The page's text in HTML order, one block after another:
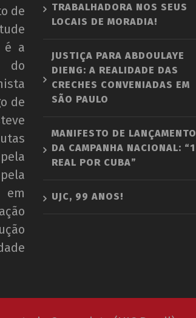
de
é a
do
de
TRABALHADORA NOS SEUS
LOCAIS DE MORADIA!
JUSTIÇA PARA ABDOULAYE
DIENG: A REALIDADE DAS
CRECHES CONVENIADAS EM
SÃO PAULO
MANIFESTO DE LANÇAMENTO
DA CAMPANHA NACIONAL: “1
REAL POR CUBA”
UJC, 99 ANOS!